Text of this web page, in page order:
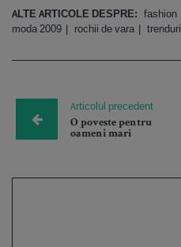
ALTE ARTICOLE DESPRE: fashion
moda 2009
rochii de vara trenduri
Articolul precedent
O poveste pentru
oameni mari